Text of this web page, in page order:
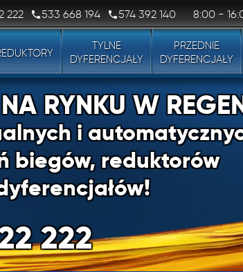
222 533 668 194 574 392 140 8:00 -
TYLNE
DYFERENCJAŁY
PRZEDNIE
DYFERENCJAŁY
222
RYNKU W
i
biegów, reduktorów